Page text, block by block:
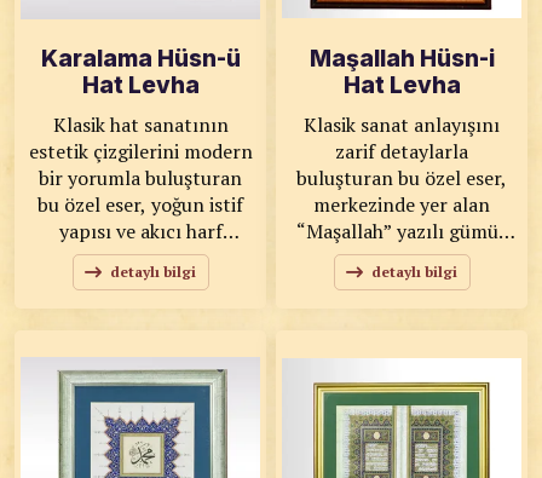
Karalama Hüsn-ü
Hat Levha
Klasik hat sanatının
estetik çizgilerini modern
bir yorumla buluşturan
bu özel eser, yoğun istif
yapısı ve akıcı harf
kompozisyonuyla dikkat
çekiyor. “Karalama hat”
tarzının özgün
çalışma, klasik sanat
anlayışını çağdaş
dekorasyonla uyumlu hale
getiriyor. KOD: 0109
SANATKÂR: Ahmet Zeki
detaylı bilgi
Maşallah Hüsn-i
Hat Levha
Klasik sanat anlayışını
zarif detaylarla
buluşturan bu özel eser,
merkezinde yer alan
“Maşallah” yazılı gümüş
işlemeli formuyla dikkat
çekiyor. Bordo tonlu
tasarımı, esere güçlü ve
asil bir görünüm
kazandırır. KOD: 0111
SANATKÂR: Ahmet Zeki
YAVAŞ ÖLÇÜLER: 34x34
detaylı bilgi